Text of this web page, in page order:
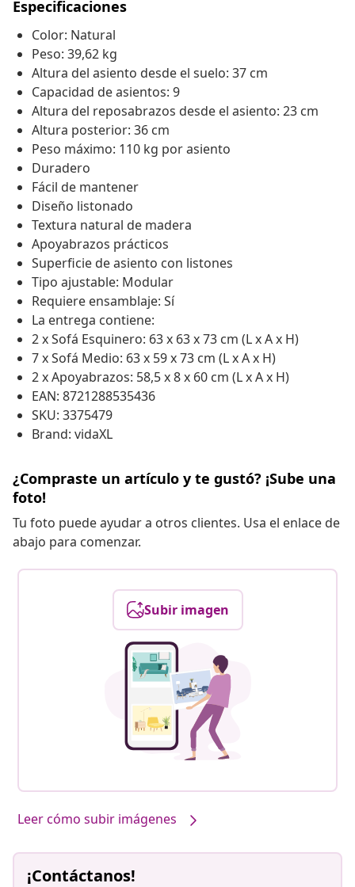
Especificaciones
Color: Natural
Peso: 39,62 kg
Altura del asiento desde el suelo: 37 cm
Capacidad de asientos: 9
Altura del reposabrazos desde el asiento: 23 cm
Altura posterior: 36 cm
Peso máximo: 110 kg por asiento
Duradero
Fácil de mantener
Diseño listonado
Textura natural de madera
Apoyabrazos prácticos
Superficie de asiento con listones
Tipo ajustable: Modular
Requiere ensamblaje: Sí
La entrega contiene:
2 x Sofá Esquinero: 63 x 63 x 73 cm (L x A x H)
7 x Sofá Medio: 63 x 59 x 73 cm (L x A x H)
2 x Apoyabrazos: 58,5 x 8 x 60 cm (L x A x H)
EAN: 8721288535436
SKU: 3375479
Brand: vidaXL
¿Compraste un artículo y te gustó? ¡Sube una
foto!
Tu foto puede ayudar a otros clientes. Usa el enlace de
abajo para comenzar.
Subir imagen
Leer cómo subir imágenes
¡Contáctanos!